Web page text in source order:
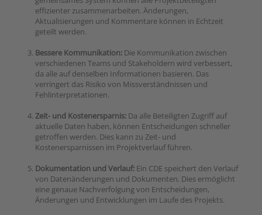
effizienter zusammenarbeiten. Änderungen,
Aktualisierungen und Kommentare können in Echtzeit
geteilt werden.
Bessere Kommunikation: Die Kommunikation zwischen
verschiedenen Teams und Stakeholdern wird verbessert,
da alle auf denselben Informationen basieren. Das
verringert das Risiko von Missverständnissen und
Fehlinterpretationen.
Zeit- und Kostenersparnis: Da alle Beteiligten Zugriff auf
aktuelle Daten haben, können Entscheidungen schneller
getroffen werden. Dies kann zu Zeit- und
Kostenersparnissen im Projektverlauf führen.
Dokumentation und Verlauf: Ein CDE speichert den Verlauf
von Datenänderungen und Dokumenten. Dies ermöglicht
eine genaue Nachverfolgung von Entscheidungen,
Änderungen und Entwicklungen im Laufe des Projekts.